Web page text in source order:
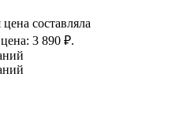
составляла
3 890 ₽.